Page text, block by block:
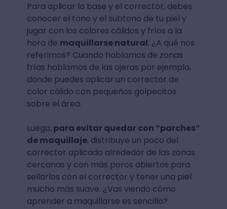
Para aplicar la base y el corrector, debes
conocer el tono y el subtono de tu piel y
jugar con los colores cálidos y fríos a la
hora de maquillarse natural. ¿A qué nos
referimos? Cuando hablamos de zonas
frías hablamos de las ojeras por ejemplo,
donde puedes aplicar un corrector de
color cálido con pequeños golpecitos
sobre el área.
Luego, para evitar quedar con “parches”
de maquillaje, distribuye un poco del
corrector aplicado alrededor de las zonas
cercanas y con más poros abiertos para
sellarlos con el corrector y tener una piel
mucho más suave. ¿Vas viendo cómo
aprender a maquillarse es sencillo?